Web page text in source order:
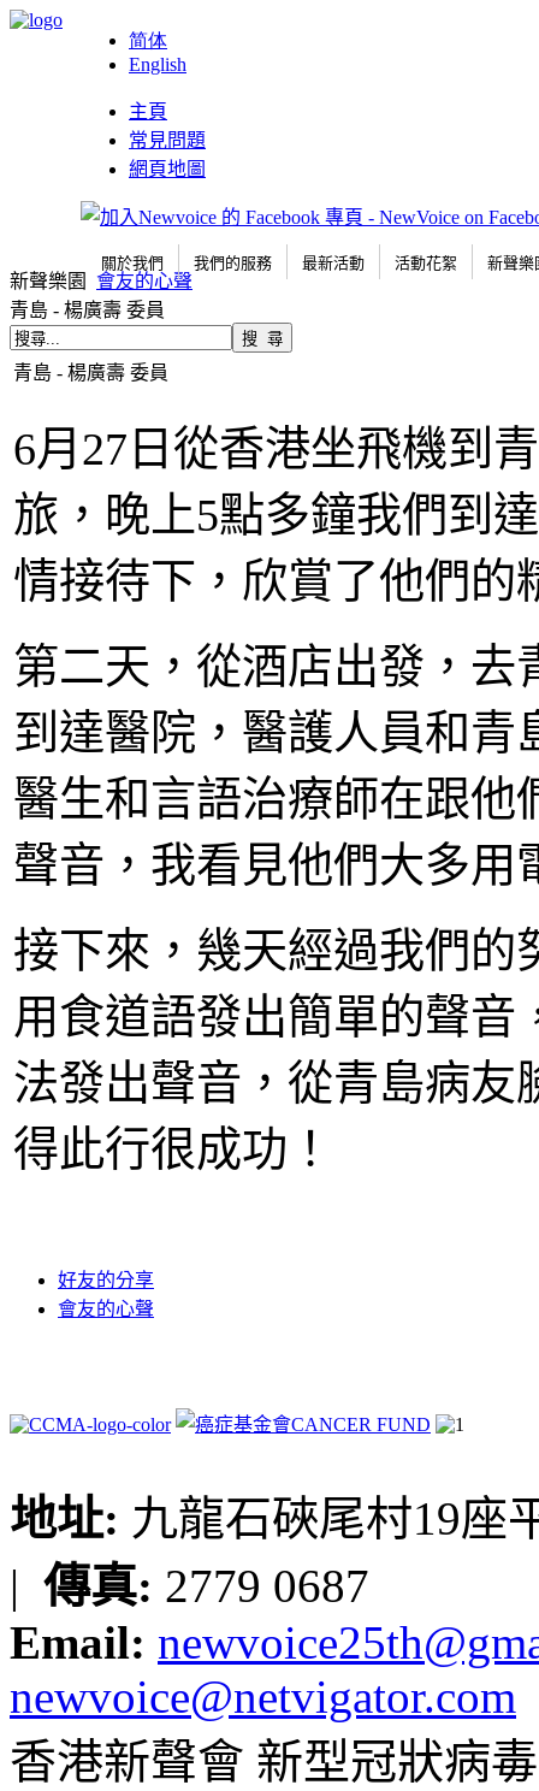
简体
English
主頁
常見問題
網頁地圖
關於我們 我們的服務 最新活動 活動花絮 新聲樂
新聲樂園
會友的心聲
青島 - 楊廣壽 委員
青島 - 楊廣壽 委員
6月27日從香港坐飛機到
旅，晚上5點多鐘我們到
情接待下，欣賞了他們的
第二天，從酒店出發，去
到達醫院，醫護人員和青
醫生和言語治療師在跟他
聲音，我看見他們大多用
接下來，幾天經過我們的
用食道語發出簡單的聲
法發出聲音，從青島病友
得此行很成功！
好友的分享
會友的心聲
地址: 九龍石硤尾村19座
| 傳真: 2779 0687
Email:
newvoice@netvigator.com
香港新聲會 新型冠狀病